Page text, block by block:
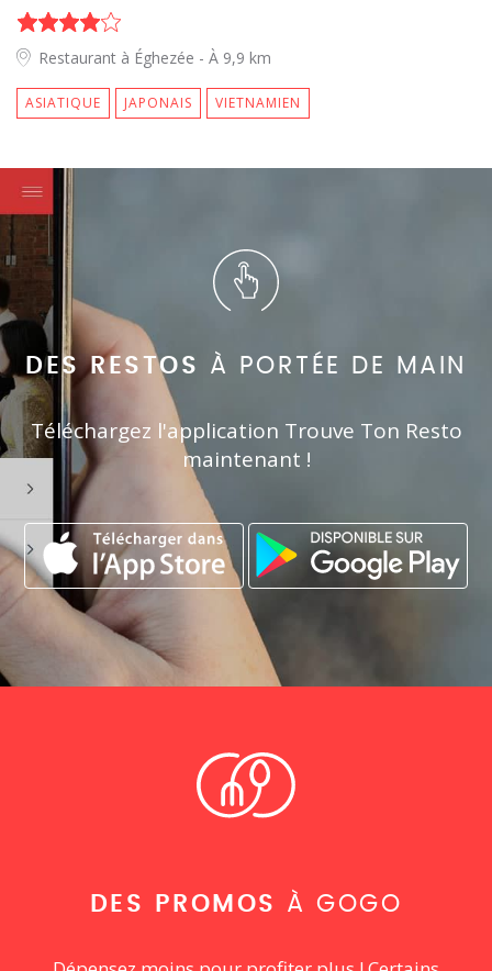
Restaurant à Éghezée - À 9,9 km
ASIATIQUE JAPONAIS VIETNAMIEN
DES RESTOS À PORTÉE DE MAIN
Téléchargez l'application Trouve Ton Resto
maintenant !
DES PROMOS À GOGO